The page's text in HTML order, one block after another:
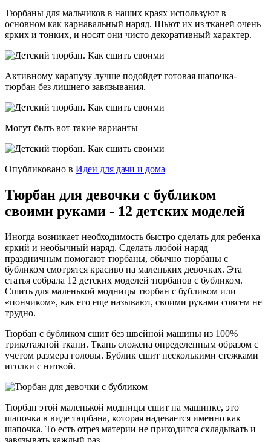
Тюрбаны для мальчиков в наших краях используют в
основном как карнавальный наряд. Шьют их из тканей очень
ярких и тонких, и носят они чисто декоративный характер.
Активному карапузу лучше подойдет готовая шапочка-
тюрбан без лишнего завязывания.
Могут быть вот такие варианты
Опубликовано в Идеи для дачи и дома
Тюрбан для девочки с бубликом
своими руками - 12 детских моделей
Иногда возникает необходимость быстро сделать для ребенка
яркий и необычный наряд. Сделать любой наряд
праздничным помогают тюрбаны, обычно тюрбаны с
бубликом смотрятся красиво на маленьких девочках. Эта
статья собрала 12 детских моделей тюрбанов с бубликом.
Сшить для маленькой модницы тюрбан с бубликом или
«пончиком», как его еще называют, своими руками совсем не
трудно.
Тюрбан с бубликом сшит без швейной машины из 100%
трикотажной ткани. Ткань сложена определенным образом с
учетом размера головы. Бублик сшит несколькими стежками
иголки с ниткой.
Тюрбан этой маленькой модницы сшит на машинке, это
шапочка в виде тюрбана, которая надевается именно как
шапочка. То есть отрез материи не приходится складывать и
завязывать каждый раз.